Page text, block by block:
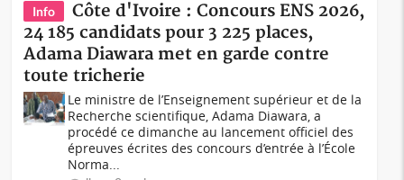
Info
Côte d'Ivoire : Concours ENS 2026,
24 185 candidats pour 3 225 places,
Adama Diawara met en garde contre
toute tricherie
Le ministre de l’Enseignement supérieur et de la
Recherche scientifique, Adama Diawara, a
procédé ce dimanche au lancement officiel des
épreuves écrites des concours d’entrée à l’École
Norma...